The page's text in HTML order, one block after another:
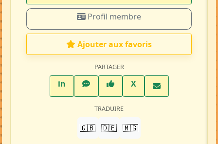
Profil membre
Ajouter aux favoris
PARTAGER
inLinkedInWhatsAppFacebook
XTwitter X
TRADUIRE
🇬🇧 🇩🇪 🇲🇬